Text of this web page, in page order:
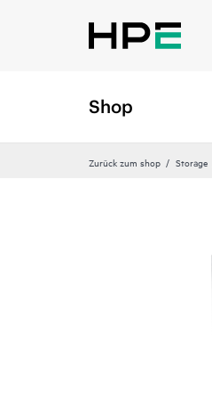
Shop
Zurück zum shop Storage